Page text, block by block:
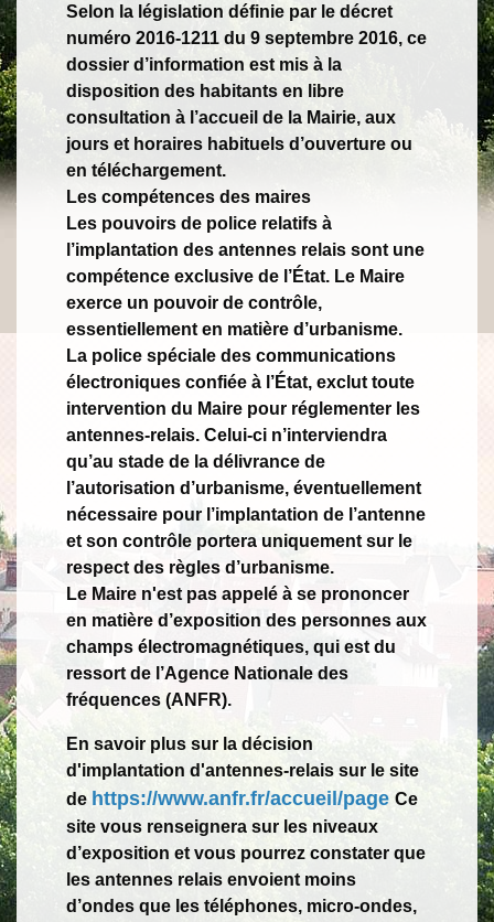
Selon la législation définie par le décret
numéro 2016-1211 du 9 septembre 2016, ce
dossier d’information est mis à la
disposition des habitants en libre
consultation à l’accueil de la Mairie, aux
jours et horaires habituels d’ouverture ou
en téléchargement.
Les compétences des maires
Les pouvoirs de police relatifs à
l’implantation des antennes relais sont une
compétence exclusive de l’État. Le Maire
exerce un pouvoir de contrôle,
essentiellement en matière d’urbanisme.
La police spéciale des communications
électroniques confiée à l’État, exclut toute
intervention du Maire pour réglementer les
antennes-relais. Celui-ci n’interviendra
qu’au stade de la délivrance de
l’autorisation d’urbanisme, éventuellement
nécessaire pour l’implantation de l’antenne
et son contrôle portera uniquement sur le
respect des règles d’urbanisme.
Le Maire n'est pas appelé à se prononcer
en matière d’exposition des personnes aux
champs électromagnétiques, qui est du
ressort de l’Agence Nationale des
fréquences (ANFR).
En savoir plus sur la décision
d'implantation d'antennes-relais sur le site
de https://www.anfr.fr/accueil/page Ce
site vous renseignera sur les niveaux
d’exposition et vous pourrez constater que
les antennes relais envoient moins
d’ondes que les téléphones, micro-ondes,